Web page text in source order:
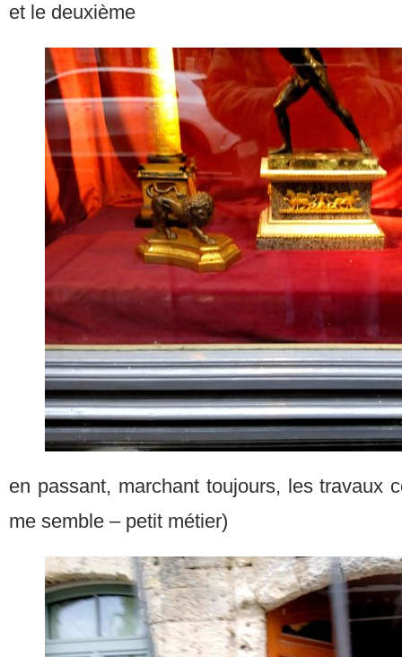
et le deuxième
en passant, marchant toujours, les travaux
me semble – petit métier)